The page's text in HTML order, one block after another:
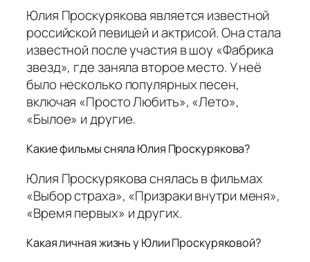
Юлия Проскурякова является известной
российской певицей и актрисой. Она стала
известной после участия в шоу «Фабрика
звезд», где заняла второе место. У неё
было несколько популярных песен,
включая «Просто Любить», «Лето»,
«Былое» и другие.
Какие фильмы сняла Юлия Проскурякова?
Юлия Проскурякова снялась в фильмах
«Выбор страха», «Призраки внутри меня»,
«Время первых» и других.
Какая личная жизнь у Юлии Проскуряковой?